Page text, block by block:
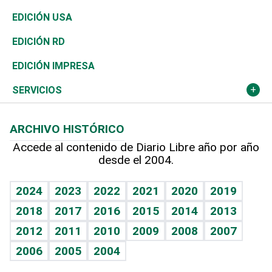
Reportajes
África
Ocenanía
Caribe
Resto del mundo
Vivienda
Telecom.
Global y variable
Economía personal
Buena Vida
Sociales
Novedades
Podcast Arte Libre
Hablando con el pediatra
Vida y familia
Eñe
Celebrando la vida
Sin complejos
Ciclismo
Tenis
Olimpismo
Más deportes
Línea de hit
TBT Deportivo
En Directo
El Espía
Noticiero Poteleche
Columnistas
Tecnología
Historia
Martes de tecnología
Cambio climático
Economía
Revista
Deportes
Opinión
Hecho en casa
Guía del dinero
EDICIÓN USA
EDICIÓN RD
EDICIÓN IMPRESA
SERVICIOS
Cumpleaños
Horóscopos
Crucigramas
ARCHIVO HISTÓRICO
Accede al contenido de Diario Libre año por año
desde el 2004.
2024 2023 2022 2021 2020
2019
2018
2017 2016 2015 2014
2013
2012
2011 2010 2009 2008
2007
2006
2005 2004